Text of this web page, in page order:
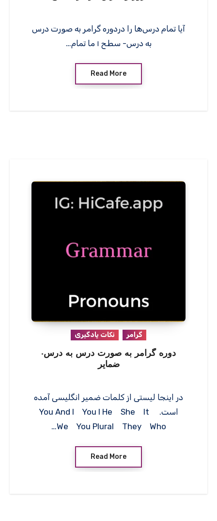
آیا تمام درس‌ها را دردوره گرامر به صورت درس
به درس- سطح ۱ ما تمام…
Read More
گرامر نکات یادگیری
دوره گرامر به صورت درس به درس-
ضمایر
در اینجا لیستی از کلمات ضمیر انگلیسی آمده
است. You And I You I He She It
We You Plural They Who…
Read More